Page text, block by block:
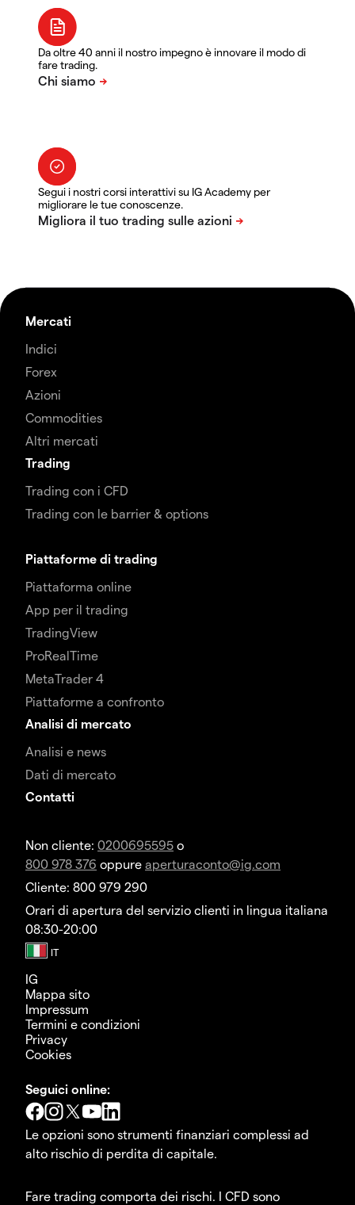
Da oltre 40 anni il nostro impegno è innovare il modo di
fare trading.
Segui i nostri corsi interattivi su IG Academy per
migliorare le tue conoscenze.
Mercati
Indici
Forex
Azioni
Commodities
Altri mercati
Trading
Trading con i CFD
Trading con le barrier & options
Piattaforme di trading
Piattaforma online
App per il trading
TradingView
ProRealTime
MetaTrader 4
Piattaforme a confronto
Analisi di mercato
Analisi e news
Dati di mercato
Contatti
Non cliente: 0200695595 o
800 978 376 oppure aperturaconto@ig.com
Cliente: 800 979 290
Orari di apertura del servizio clienti in lingua italiana
08:30-20:00
IG
Mappa sito
Impressum
Termini e condizioni
Privacy
Cookies
Seguici online:
Le opzioni sono strumenti finanziari complessi ad
alto rischio di perdita di capitale.
Fare trading comporta dei rischi. I CFD sono